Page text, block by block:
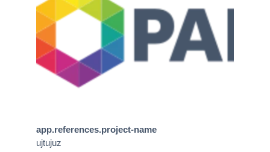
app.references.project-name
ujtujuz